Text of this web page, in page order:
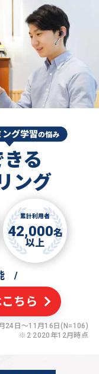
る
ング
累計利用者
42,000名
以上
/
ちら
24日〜11月16日(N=106)
※2 2020年12月時点